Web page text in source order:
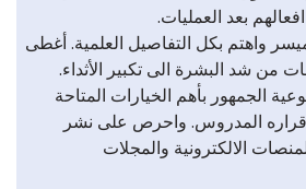
بعد العمليات.
واهتم بكل التفاصيل العلمية. أغطى
من شد البشرة الى تكبير الأثداء.
الجمهور بأهم الخيارات المتاحة
قراره المدروس. واحرص على نشر
الالكترونية والمجلات